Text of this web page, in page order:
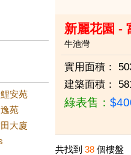
鯉安苑
苑
大廈
新麗花園 -
牛池灣
實用面積：
建築面積：
綠表售：
共找到 38 個樓盤